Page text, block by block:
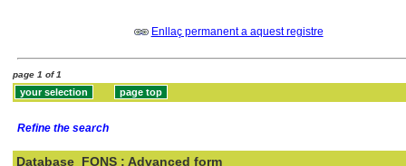
Enllaç permanent a aquest registre
page 1 of 1
Refine the search
Database FONS : Advanced form